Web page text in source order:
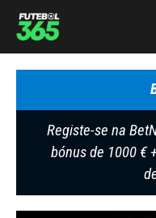
Registe-se na
bónus de 1000 €